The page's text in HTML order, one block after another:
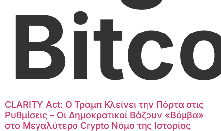
CLARITY Act: Ο Τραμπ Κλείνει την Πόρτα στις
Ρυθμίσεις – Οι Δημοκρατικοί Βάζουν «Βόμβα»
στο Μεγαλύτερο Crypto Νόμο της Ιστορίας